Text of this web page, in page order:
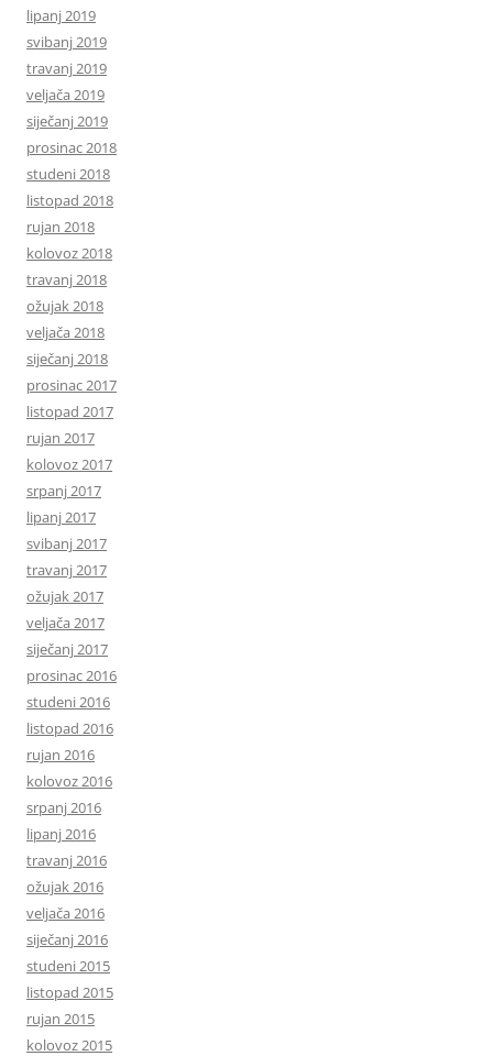
lipanj 2019
svibanj 2019
travanj 2019
veljača 2019
siječanj 2019
prosinac 2018
studeni 2018
listopad 2018
rujan 2018
kolovoz 2018
travanj 2018
ožujak 2018
veljača 2018
siječanj 2018
prosinac 2017
listopad 2017
rujan 2017
kolovoz 2017
srpanj 2017
lipanj 2017
svibanj 2017
travanj 2017
ožujak 2017
veljača 2017
siječanj 2017
prosinac 2016
studeni 2016
listopad 2016
rujan 2016
kolovoz 2016
srpanj 2016
lipanj 2016
travanj 2016
ožujak 2016
veljača 2016
siječanj 2016
studeni 2015
listopad 2015
rujan 2015
kolovoz 2015